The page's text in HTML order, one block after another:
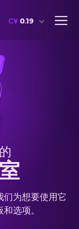
C¥ 0.19
们为想要使用它
选项。